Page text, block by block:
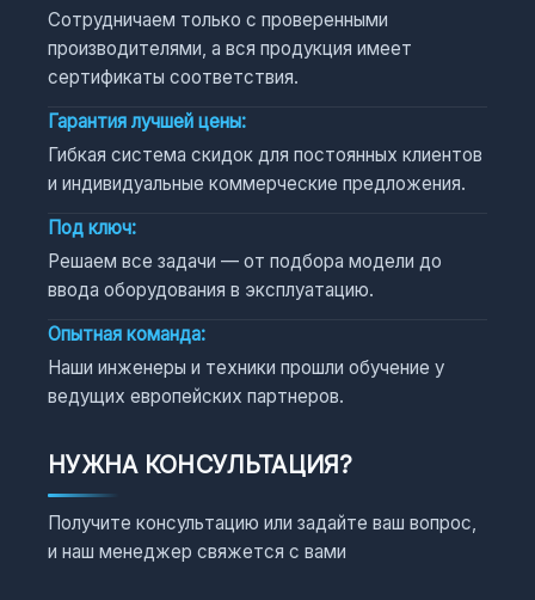
Сотрудничаем только с проверенными
производителями, а вся продукция имеет
сертификаты соответствия.
Гарантия лучшей цены:
Гибкая система скидок для постоянных клиентов
и индивидуальные коммерческие предложения.
Под ключ:
Решаем все задачи — от подбора модели до
ввода оборудования в эксплуатацию.
Опытная команда:
Наши инженеры и техники прошли обучение у
ведущих европейских партнеров.
НУЖНА КОНСУЛЬТАЦИЯ?
Получите консультацию или задайте ваш вопрос,
и наш менеджер свяжется с вами